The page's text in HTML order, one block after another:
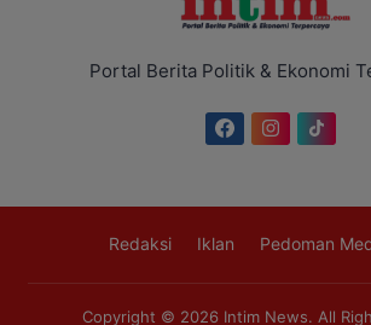
Portal Berita Politik & Ekonomi
Redaksi Iklan Pedoman
Copyright © 2026 Intim News. All